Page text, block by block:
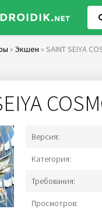
» Экшен » SAINT SEIYA
Версия:
Категория:
Требования:
Просмотров: